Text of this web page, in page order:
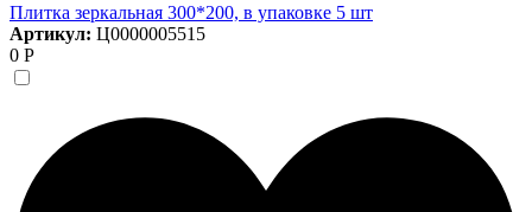
Плитка зеркальная 300*200, в упаковке 5 шт
Артикул: Ц0000005515
0 Р